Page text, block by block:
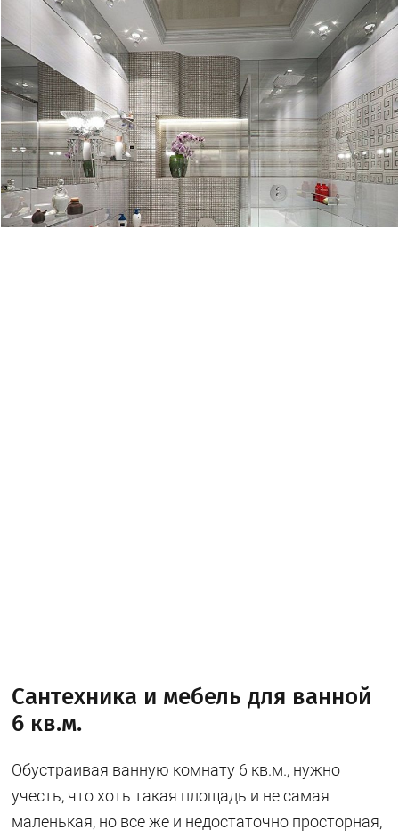
Сантехника и мебель для ванной
6 кв.м.
Обустраивая ванную комнату 6 кв.м., нужно
учесть, что хоть такая площадь и не самая
маленькая, но все же и недостаточно просторная,